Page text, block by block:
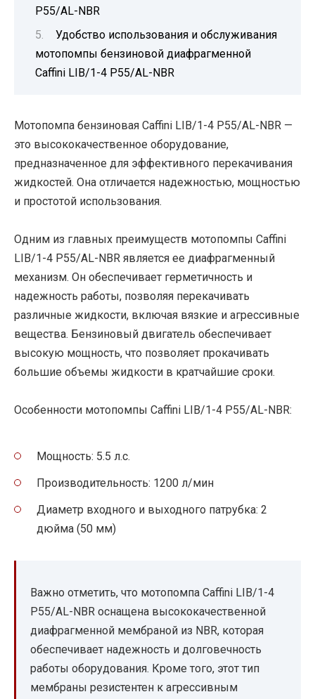
P55/AL-NBR
Удобство использования и обслуживания
мотопомпы бензиновой диафрагменной
Caffini LIB/1-4 P55/AL-NBR
Мотопомпа бензиновая Caffini LIB/1-4 P55/AL-NBR —
это высококачественное оборудование,
предназначенное для эффективного перекачивания
жидкостей. Она отличается надежностью, мощностью
и простотой использования.
Одним из главных преимуществ мотопомпы Caffini
LIB/1-4 P55/AL-NBR является ее диафрагменный
механизм. Он обеспечивает герметичность и
надежность работы, позволяя перекачивать
различные жидкости, включая вязкие и агрессивные
вещества. Бензиновый двигатель обеспечивает
высокую мощность, что позволяет прокачивать
большие объемы жидкости в кратчайшие сроки.
Особенности мотопомпы Caffini LIB/1-4 P55/AL-NBR:
Мощность: 5.5 л.с.
Производительность: 1200 л/мин
Диаметр входного и выходного патрубка: 2
дюйма (50 мм)
Важно отметить, что мотопомпа Caffini LIB/1-4
P55/AL-NBR оснащена высококачественной
диафрагменной мембраной из NBR, которая
обеспечивает надежность и долговечность
работы оборудования. Кроме того, этот тип
мембраны резистентен к агрессивным